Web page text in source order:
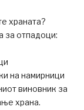
храната?
за отпадоци:
на намирници
виновник за
храна.